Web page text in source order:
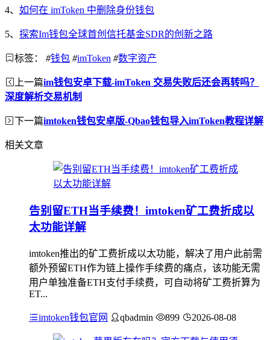
4、 如何在 imToken 中删除身份钱包
5、 探索Im钱包全球首创信托基金SDR的创新之路
标签： #钱包 #imToken #数字资产
上一篇im钱包安卓下载-imToken 交易失败后还会再转吗？
深度解析交易机制
下一篇imtoken钱包安卓版-Qbao钱包导入imToken教程详解
相关文章
告别留ETH当手续费！imtoken矿工费折成以
太功能详解
imtoken推出的矿工费折成以太功能，解决了用户此前需
额外预留ETH作为链上操作手续费的痛点，该功能无需
用户单独准备ETH支付手续费，可自动将矿工费折算为
ET...
imtoken钱包官网 qbadmin 899 2026-08-08